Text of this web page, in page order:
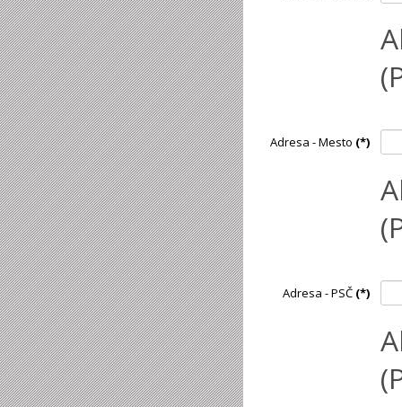
Adresa - Mesto (*)
Adresa - PSČ (*)